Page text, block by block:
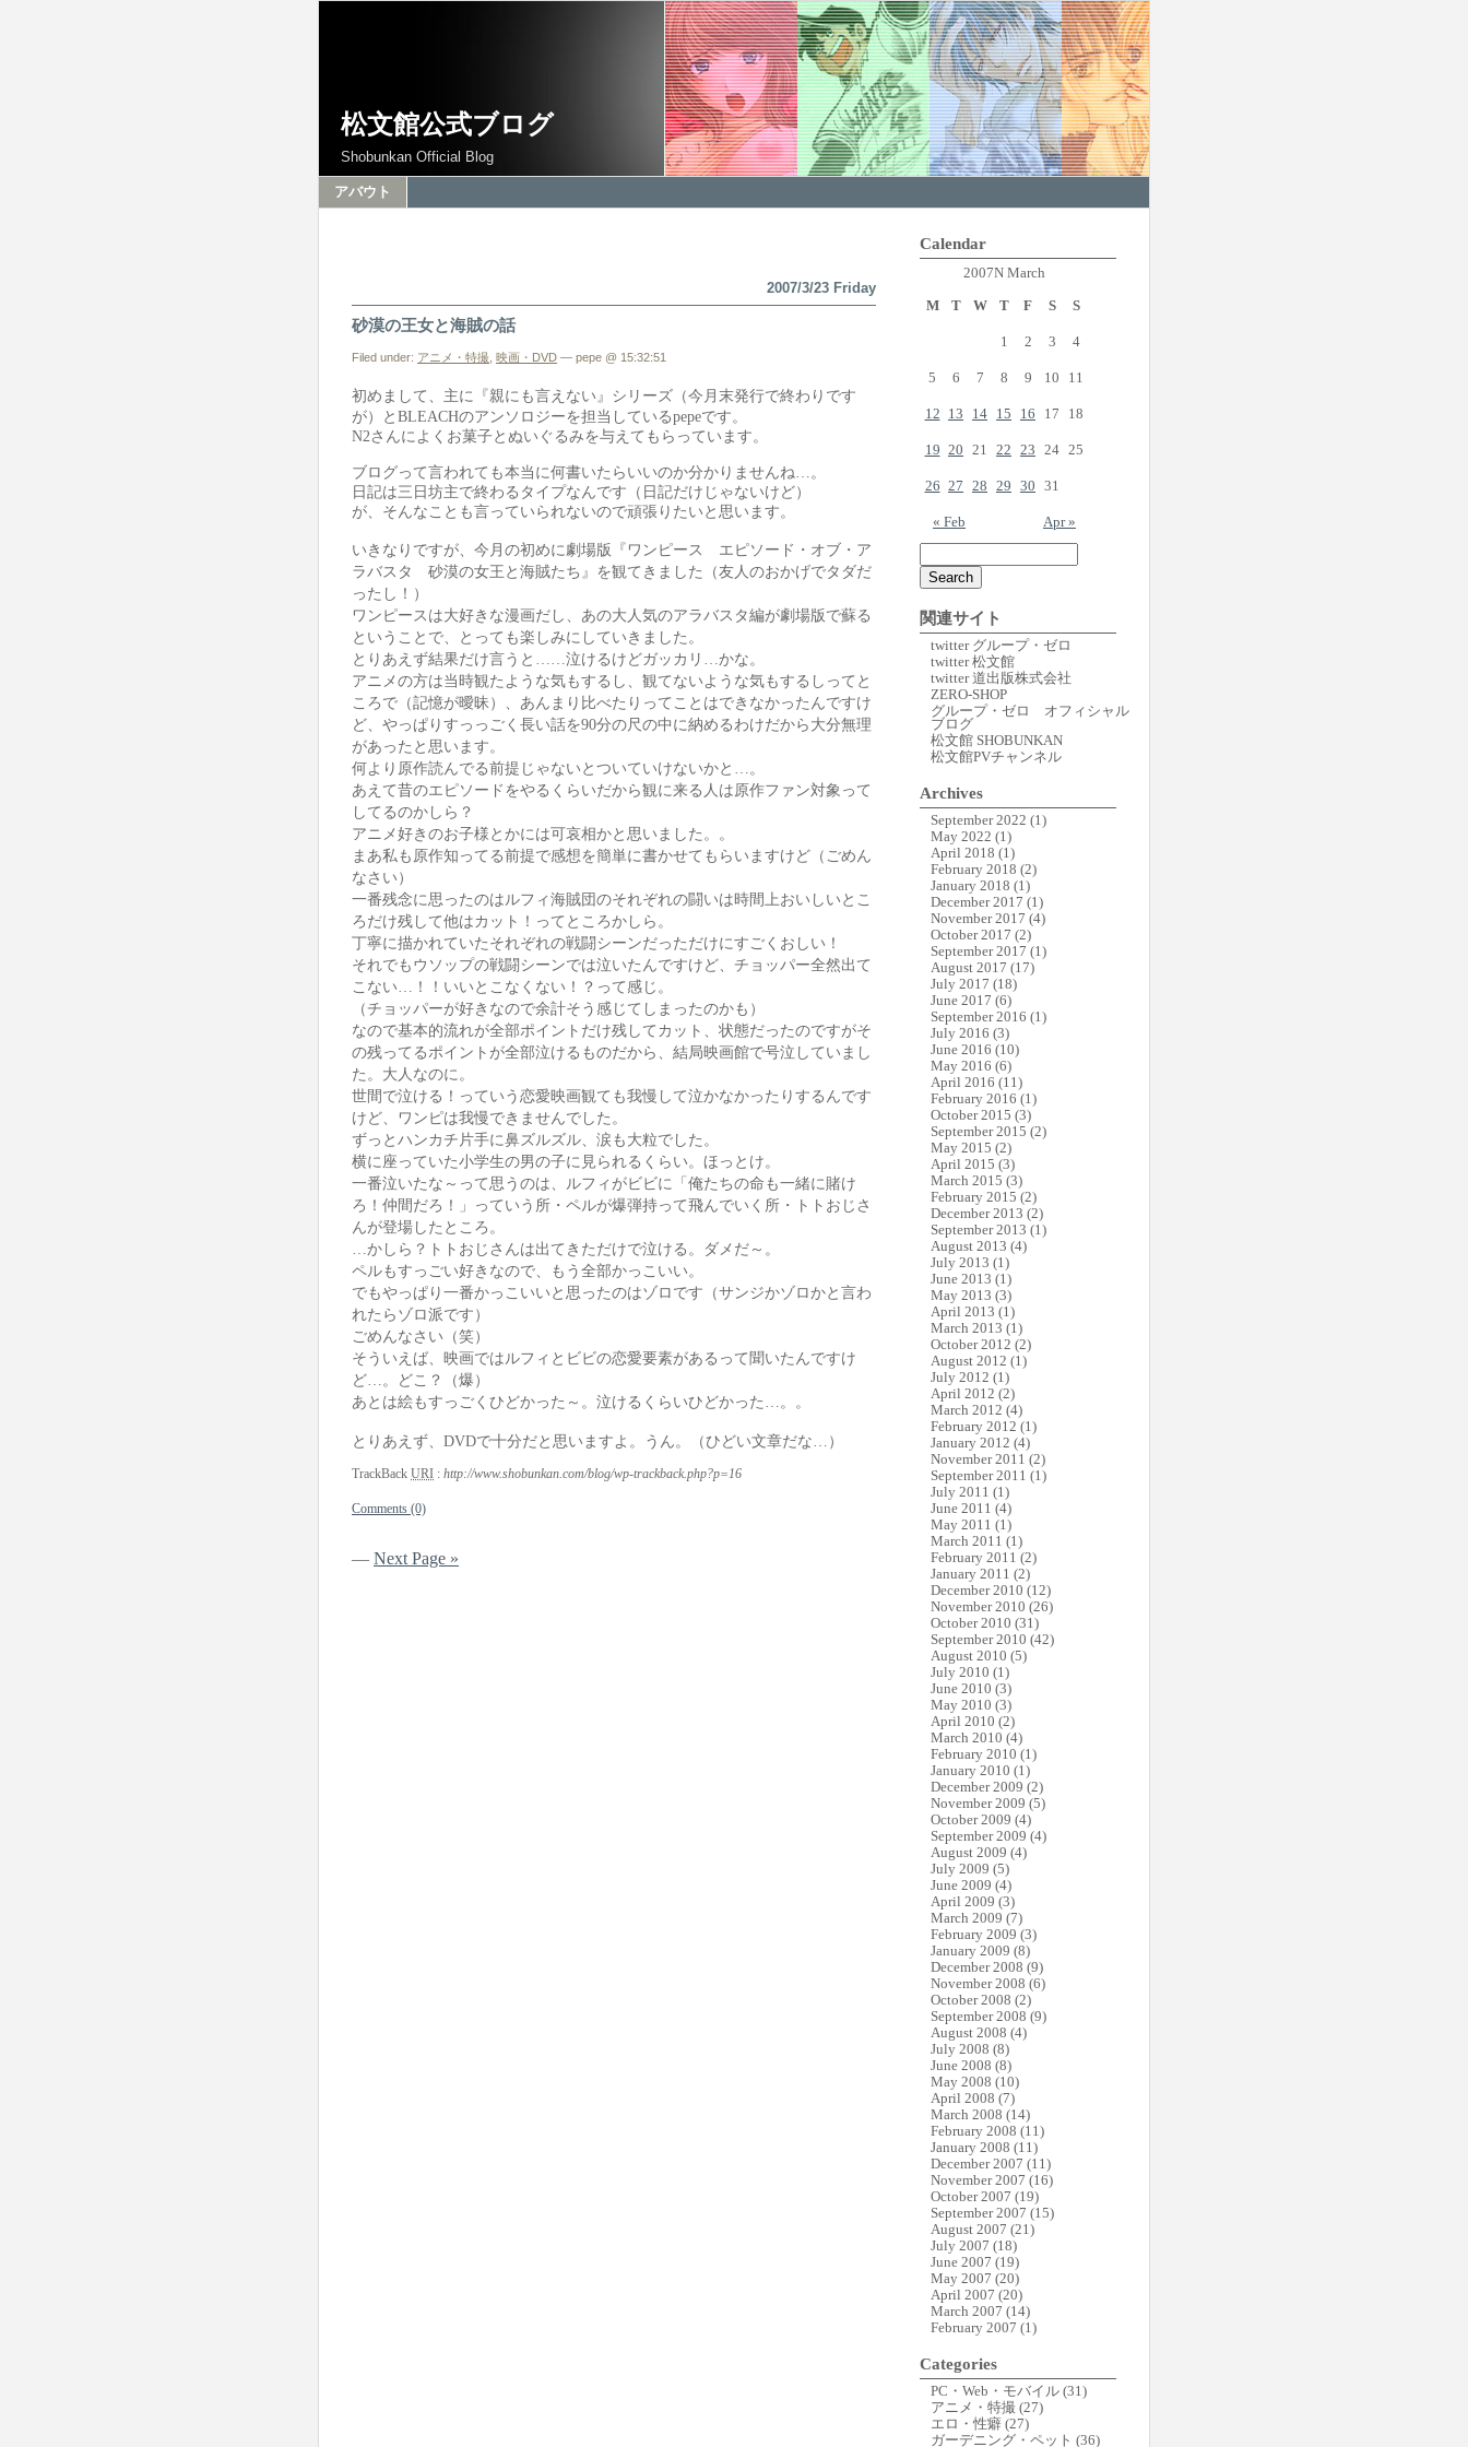
松文館公式ブログ
Shobunkan Official Blog
アバウト
2007/3/23 Friday
砂漠の王女と海賊の話
Filed under: アニメ・特撮 映画・DVD — pepe @ 15:32:51
初めまして、主に『親にも言えない』シリーズ（今月末発行で終わりです
が）と BLEACHのアンソロジーを担当しているpepeです。
N2さんによくお菓子とぬいぐるみを与えてもらっています。
ブログって言われても本当に何書いたらいいのか分かりませんね…。
日記は三日坊主で終わるタイプなんです（日記だけじゃないけど）
が、そんなことも言っていられないので頑張りたいと思います。
いきなりですが、今月の初めに劇場版『ワンピース エピソード・オブ・ア
ラバスタ 砂漠の女王と海賊たち』を観てきました（友人のおかげでタダだ
ったし！）
ワンピースは大好きな漫画だし、あの大人気のアラバスタ編が劇場版で蘇る
ということで、とっても楽しみにしていきました。
とりあえず結果だけ言うと……泣けるけどガッカリ…かな。
アニメの方は当時観たような気もするし、観てないような気もするしってと
ころで（記憶が曖昧）、あんまり比べたりってことはできなかったんですけ
ど、やっぱりすっっごく長い話を90分の尺の中に納めるわけだから大分無理
があったと思います。
何より原作読んでる前提じゃないとついていけないかと…。
あえて昔のエピソードをやるくらいだから観に来る人は原作ファン対象って
してるのかしら？
アニメ好きのお子様とかには可哀相かと思いました。。
まあ私も原作知ってる前提で感想を簡単に書かせてもらいますけど（ごめん
なさい）
一番残念に思ったのはルフィ海賊団のそれぞれの闘いは時間上おいしいとこ
ろだけ残して他はカット！ってところかしら。
丁寧に描かれていたそれぞれの戦闘シーンだっただけにすごくおしい！
それでもウソップの戦闘シーンでは泣いたんですけど、チョッパー全然出て
こない…！！いいとこなくない！？って感じ。
（チョッパーが好きなので余計そう感じてしまったのかも）
なので基本的流れが全部ポイントだけ残してカット、状態だったのですがそ
の残ってるポイントが全部泣けるものだから、結局映画館で号泣していまし
た。大人なのに。
世間で泣ける！っていう恋愛映画観ても我慢して泣かなかったりするんです
けど、ワンピは我慢できませんでした。
ずっとハンカチ片手に鼻ズルズル、涙も大粒でした。
横に座っていた小学生の男の子に見られるくらい。ほっとけ。
一番泣いたな～って思うのは、ルフィがビビに「俺たちの命も一緒に賭け
ろ！仲間だろ！」っていう所・ペルが爆弾持って飛んでいく所・トトおじさ
んが登場したところ。
…かしら？トトおじさんは出てきただけで泣ける。ダメだ～。
ペルもすっごい好きなので、もう全部かっこいい。
でもやっぱり一番かっこいいと思ったのはゾロです（サンジかゾロかと言わ
れたらゾロ派です）
ごめんなさい（笑）
そういえば、映画ではルフィとビビの恋愛要素があるって聞いたんですけ
ど…。どこ？（爆）
あとは絵もすっごくひどかった～。泣けるくらいひどかった…。。
とりあえず、 DVDで十分だと思いますよ。うん。 （ひどい文章だな…）
TrackBack URI : http://www.shobunkan.com/blog/wp-trackback.php?p=16
Comments (0)
— Next Page »
Calendar
2007N March
M
T W T F S S
« Feb Apr »
1 2 3 4
5 6 7 8 9 10 11
12 13 14 15 16 17 18
19 20 21 22 23 24 25
26 27 28 29 30 31
関連サイト
twitter グループ・ゼロ
twitter 松文館
twitter 道出版株式会社
ZERO-SHOP
グループ・ゼロ オフィシャル
ブログ
松文館 SHOBUNKAN
松文館PVチャンネル
Archives
September 2022 (1)
May 2022 (1)
April 2018 (1)
February 2018 (2)
January 2018 (1)
December 2017 (1)
November 2017 (4)
October 2017 (2)
September 2017 (1)
August 2017 (17)
July 2017 (18)
June 2017 (6)
September 2016 (1)
July 2016 (3)
June 2016 (10)
May 2016 (6)
April 2016 (11)
February 2016 (1)
October 2015 (3)
September 2015 (2)
May 2015 (2)
April 2015 (3)
March 2015 (3)
February 2015 (2)
December 2013 (2)
September 2013 (1)
August 2013 (4)
July 2013 (1)
June 2013 (1)
May 2013 (3)
April 2013 (1)
March 2013 (1)
October 2012 (2)
August 2012 (1)
July 2012 (1)
April 2012 (2)
March 2012 (4)
February 2012 (1)
January 2012 (4)
November 2011 (2)
September 2011 (1)
July 2011 (1)
June 2011 (4)
May 2011 (1)
March 2011 (1)
February 2011 (2)
January 2011 (2)
December 2010 (12)
November 2010 (26)
October 2010 (31)
September 2010 (42)
August 2010 (5)
July 2010 (1)
June 2010 (3)
May 2010 (3)
April 2010 (2)
March 2010 (4)
February 2010 (1)
January 2010 (1)
December 2009 (2)
November 2009 (5)
October 2009 (4)
September 2009 (4)
August 2009 (4)
July 2009 (5)
June 2009 (4)
April 2009 (3)
March 2009 (7)
February 2009 (3)
January 2009 (8)
December 2008 (9)
November 2008 (6)
October 2008 (2)
September 2008 (9)
August 2008 (4)
July 2008 (8)
June 2008 (8)
May 2008 (10)
April 2008 (7)
March 2008 (14)
February 2008 (11)
January 2008 (11)
December 2007 (11)
November 2007 (16)
October 2007 (19)
September 2007 (15)
August 2007 (21)
July 2007 (18)
June 2007 (19)
May 2007 (20)
April 2007 (20)
March 2007 (14)
February 2007 (1)
Categories
PC・Web・モバイル (31)
アニメ・特撮 (27)
エロ・性癖 (27)
ガーデニング・ペット (36)